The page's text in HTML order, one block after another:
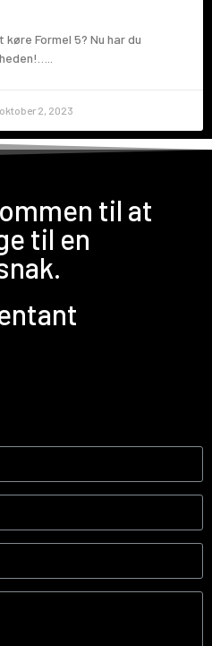
Formel 5? Nu har du
oktober 2, 2023
til at
til en